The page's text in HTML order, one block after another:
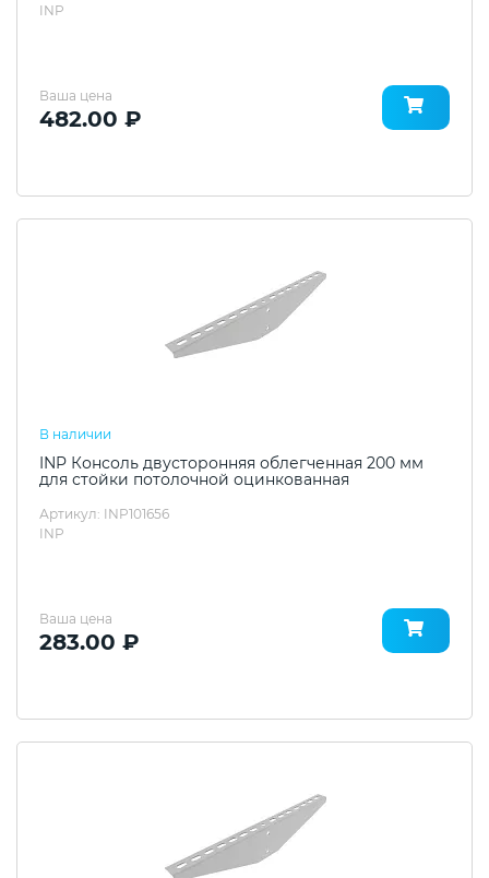
INP
Ваша цена
482.00 ₽
В наличии
INP Консоль двусторонняя облегченная 200 мм
для стойки потолочной оцинкованная
Артикул: INP101656
INP
Ваша цена
283.00 ₽